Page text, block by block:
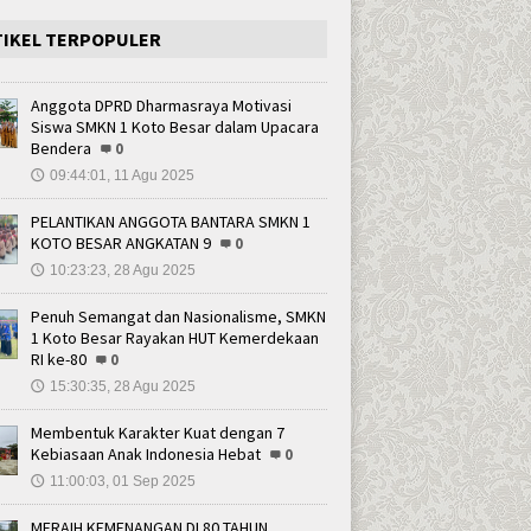
TERPOPULER
Anggota DPRD Dharmasraya Motivasi
Siswa SMKN 1 Koto Besar dalam Upacara
Bendera
0
🕔 09:44:01, 11 Agu 2025
PELANTIKAN ANGGOTA BANTARA SMKN 1
KOTO BESAR ANGKATAN 9
0
🕔 10:23:23, 28 Agu 2025
Penuh Semangat dan Nasionalisme, SMKN
1 Koto Besar Rayakan HUT Kemerdekaan
RI ke-80
0
🕔 15:30:35, 28 Agu 2025
Membentuk Karakter Kuat dengan 7
Kebiasaan Anak Indonesia Hebat
0
🕔 11:00:03, 01 Sep 2025